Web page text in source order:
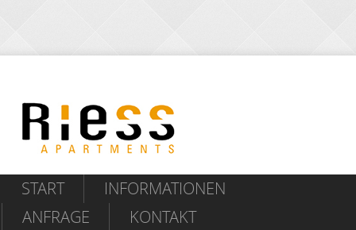
START
INFORMATIONEN
ANFRAGE
KONTAKT